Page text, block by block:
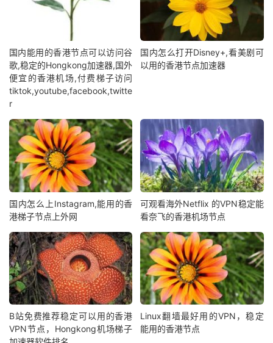
国内能用的香港节点可以访问谷
歌,稳定的Hongkong加速器,国外
便宜的香港机场,付费梯子访问
tiktok,youtube,facebook,twitte
r
国内怎么打开Disney+,看美剧可
以用的香港节点加速器
国内怎么上Instagram,能用的香
港梯子节点上外网
可观看海外Netflix 的VPN稳定能
看奈飞的香港机场节点
B站免费推荐稳定可以用的香港
VPN节点，Hongkong机场梯子
Linux翻墙最好用的VPN，稳定
能用的香港节点